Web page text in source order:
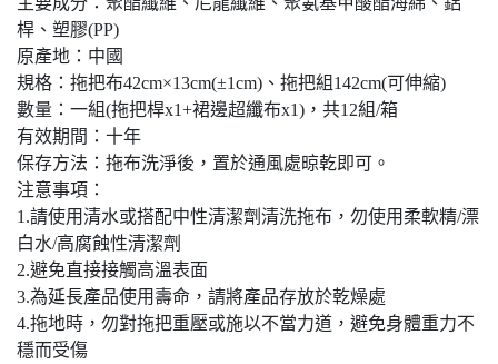
桿、塑膠(PP)
原產地：中國
規格：拖把布42cm×13cm(±1cm)、拖把組142cm(可伸縮)
數量：一組(拖把桿x1+裙邊超纖布x1)，共12組/箱
有效期間：十年
保存方法：拖布洗淨後，置於通風處晾乾即可。
注意事項：
1.請使用清水或搭配中性清潔劑清洗拖布，勿使用柔軟精/漂
白水/高腐蝕性清潔劑
2.避免直接接觸高溫表面
3.為延長產品使用壽命，請將產品存放於乾燥處
4.拖地時，勿對拖把重壓或施以不當力道，避免身體重力不
穩而受傷